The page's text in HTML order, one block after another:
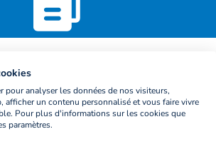
sa complémentaire santé
dépenses de santé, l’assurance maladie
sociale ») ne rembourse pas tout. Votre
pour analyser les données de nos visiteurs,
afficher un contenu personnalisé et vous faire vivre
Pour plus d'informations sur les cookies que
paramètres.